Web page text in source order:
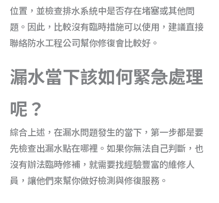
位置，並檢查排水系統中是否存在堵塞或其他問
題。因此，比較沒有臨時措施可以使用，建議直接
聯絡防水工程公司幫你修復會比較好。
漏水當下該如何緊急處理
呢？
綜合上述，在漏水問題發生的當下，第一步都是要
先檢查出漏水點在哪裡。如果你無法自己判斷，也
沒有辦法臨時修補，就需要找經驗豐富的維修人
員，讓他們來幫你做好檢測與修復服務。